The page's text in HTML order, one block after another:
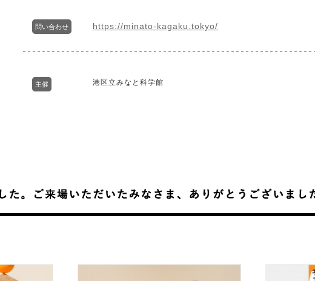
問い合わせ https://minato-kagaku.tokyo/
主催 港区立みなと科学館